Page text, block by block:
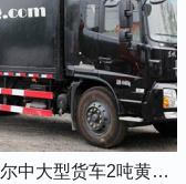
齐齐哈尔中大型货车2吨黄牌5米2厢式货车